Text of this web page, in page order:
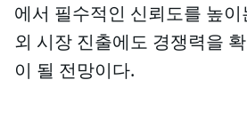
에서 필수적인 신뢰도를 높
외 시장 진출에도 경쟁력을
이 될 전망이다.